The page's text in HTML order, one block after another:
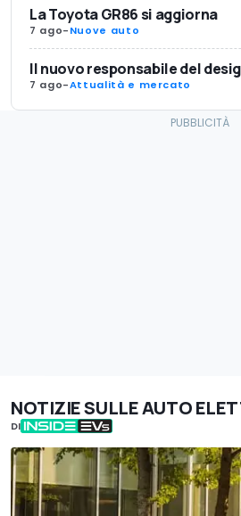
La Toyota GR86 si aggiorna
7 ago-Nuove auto
Il nuovo responsabile del
7 ago-Attualità e mercato
NOTIZIE SULLE AUTO
DI